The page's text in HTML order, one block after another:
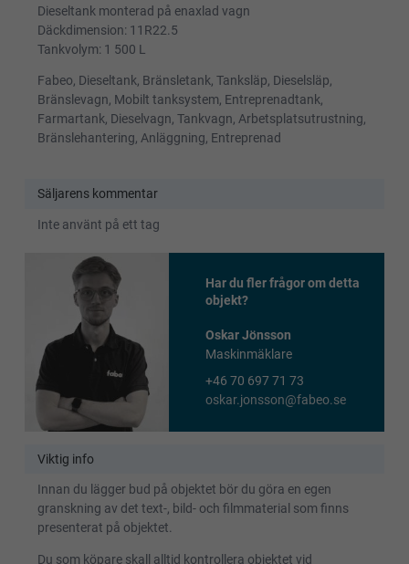
Dieseltank monterad på enaxlad vagn
Däckdimension: 11R22.5
Tankvolym: 1 500 L
Fabeo, Dieseltank, Bränsletank, Tanksläp, Dieselsläp,
Bränslevagn, Mobilt tanksystem, Entreprenadtank,
Farmartank, Dieselvagn, Tankvagn, Arbetsplatsutrustning,
Bränslehantering, Anläggning, Entreprenad
Säljarens kommentar
Inte använt på ett tag
Har du fler frågor om detta
objekt?
Oskar Jönsson
Maskinmäklare
+46 70 697 71 73
oskar.jonsson@fabeo.se
Viktig info
Innan du lägger bud på objektet bör du göra en egen
granskning av det text-, bild- och filmmaterial som finns
presenterat på objektet.
Du som köpare skall alltid kontrollera objektet vid